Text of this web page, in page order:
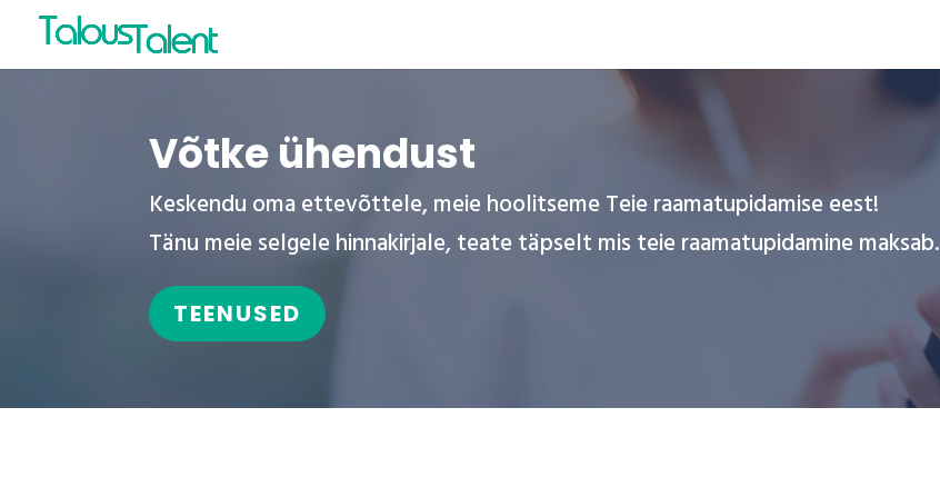
Võtke ühendust
Keskendu oma ettevõttele, meie hoolitseme Teie raamatupidamise eest!
Tänu meie selgele hinnakirjale, teate täpselt mis teie raamatupidamine maksab.
TEENUSED